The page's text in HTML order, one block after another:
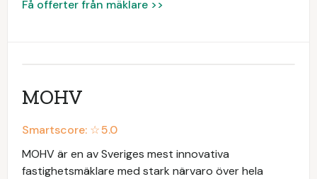
Få offerter från mäklare >>
MOHV
Smartscore: ☆5.0
MOHV är en av Sveriges mest innovativa
fastighetsmäklare med stark närvaro över hela